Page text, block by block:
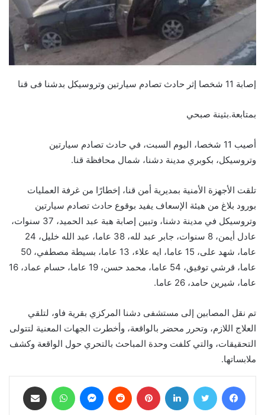
إصابة 11 شخصا إثر حادث تصادم سيارتين وتروسيكل بدشنا فى قنا
بمتابعة.بثينة صبحي
أصيب 11 شخصا، اليوم السبت، في حادث تصادم سيارتين
وتروسيكل، بكوبري مدينة دشنا، شمال محافظة قنا.
تلقت الأجهزة الأمنية بمديرية أمن قنا، إخطارًا من غرفة العمليات
بورود بلاغ من هيئة الإسعاف يفيد بوقوع حادث تصادم سيارتين
وتروسيكل في مدينة دشنا، وتبين إصابة هبة عبد الحميد، 37 سنوات،
عادل أيمن، 8 سنوات، جابر عبد لله، 38 عاما، عبد الله خليل، 24
عاما، شهد على، 15 عاما، ايه علاء، 13 عاما، بسيطة مصطفي، 50
عاما، قرشي توفيق، 54 عاما، محمد حسن، 19 عاما، حسام عماد، 16
عاما، شيرين حامد، 26 عاما.
تم نقل المصابين إلى مستشفى دشنا المركزي بقرية فاو، لتلقي
العلاج اللازم، وتحرر محضر بالواقعة، وأخطرت الجهات المعنية لتتولى
التحقيقات، والتي كلفت وحدة المباحث بالتحري حول الواقعة وكشف
ملابساتها.
فيسبوك تويتر لينكدإن بينتيريست ماسنجر واتساب